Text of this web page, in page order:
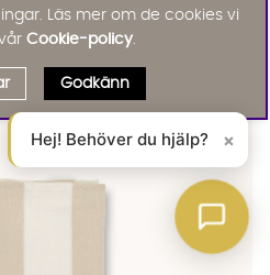
även i dessa färger:
Lägg
Läs mer om de cookies vi
Cookie-policy.
Godkänn
Hej! Behöver du hjälp? ×